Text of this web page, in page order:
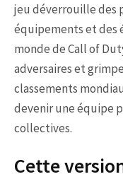
jeu déverrouille des
équipements et des
monde de Call of
adversaires et
classements
devenir une équipe
collectives.
Cette